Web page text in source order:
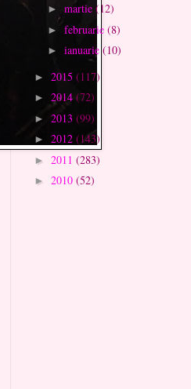
► martie (12)
► februarie (8)
► ianuarie (10)
► 2015 (117)
► 2014 (72)
► 2013 (99)
► 2012 (143)
► 2011 (283)
► 2010 (52)